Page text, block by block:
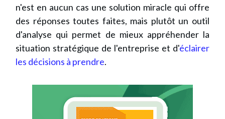
n'est en aucun cas une solution miracle qui offre
des réponses toutes faites, mais plutôt un outil
d'analyse qui permet de mieux appréhender la
situation stratégique de l'entreprise et d'éclairer
les décisions à prendre.